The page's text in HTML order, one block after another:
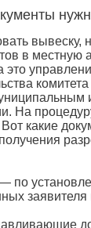
вывеску,
в
это
На
какие
по
заявителя